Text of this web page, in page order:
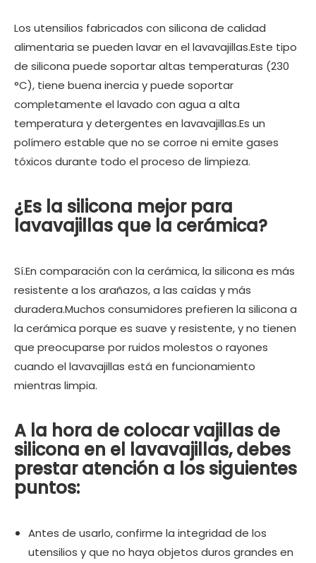
Los utensilios fabricados con silicona de calidad
alimentaria se pueden lavar en el lavavajillas.Este tipo
de silicona puede soportar altas temperaturas (230
°C), tiene buena inercia y puede soportar
completamente el lavado con agua a alta
temperatura y detergentes en lavavajillas.Es un
polímero estable que no se corroe ni emite gases
tóxicos durante todo el proceso de limpieza.
¿Es la silicona mejor para
lavavajillas que la cerámica?
Sí.En comparación con la cerámica, la silicona es más
resistente a los arañazos, a las caídas y más
duradera.Muchos consumidores prefieren la silicona a
la cerámica porque es suave y resistente, y no tienen
que preocuparse por ruidos molestos o rayones
cuando el lavavajillas está en funcionamiento
mientras limpia.
A la hora de colocar vajillas de
silicona en el lavavajillas, debes
prestar atención a los siguientes
puntos:
Antes de usarlo, confirme la integridad de los
utensilios y que no haya objetos duros grandes en